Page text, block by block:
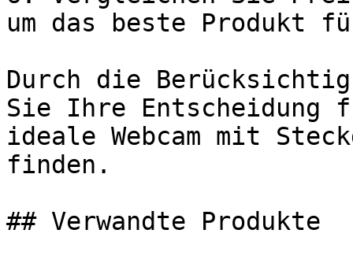
um das beste Produkt
Durch die
Sie Ihre
ideale Webcam mit
finden.
## Verwandte Produkte